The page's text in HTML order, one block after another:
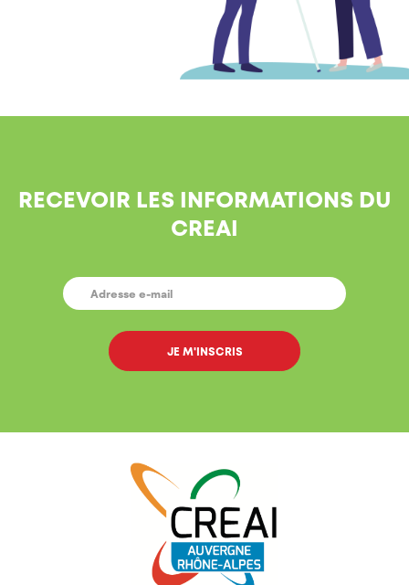
RECEVOIR LES INFORMATIONS DU
CREAI
E-
MAIL *